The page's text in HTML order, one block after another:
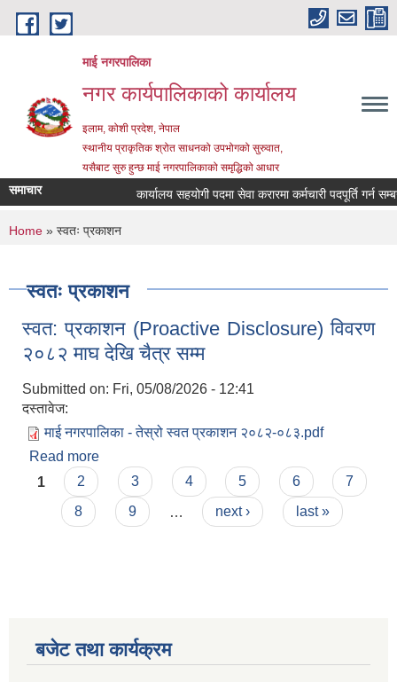
Skip to main content
माई नगरपालिका
नगर कार्यपालिकाको कार्यालय
इलाम, कोशी प्रदेश, नेपाल
स्थानीय प्राकृतिक श्रोत साधनको उपभोगको सुरुवात,
यसैबाट सुरु हुन्छ माई नगरपालिकाको समृद्धिको आधार
समाचार कार्यालय सहयोगी पदमा सेवा करारमा कर्मचारी पदपूर्ति गर्न
You are here
Home » स्वतः प्रकाशन
स्वतः प्रकाशन
स्वत: प्रकाशन (Proactive Disclosure) विवरण
२०८२ माघ देखि चैत्र सम्म
Submitted on: Fri, 05/08/2026 - 12:41
दस्तावेज:
माई नगरपालिका - तेस्रो स्वत प्रकाशन २०८२-०८३.pdf
Read more
२०८२ माघ देखि चैत्र सम्म
Pages
1 2 3 4 5 6
7
8
9 next › last »
बजेट तथा कार्यक्रम